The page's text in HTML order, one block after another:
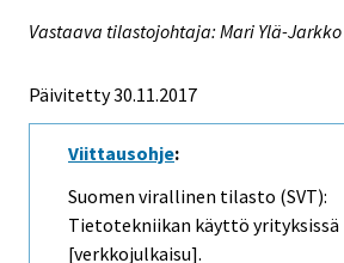
Vastaava tilastojohtaja: Mari Ylä-Jarkko
Päivitetty 30.11.2017
Viittausohje:
Suomen virallinen tilasto (SVT):
Tietotekniikan käyttö yrityksissä
[verkkojulkaisu].